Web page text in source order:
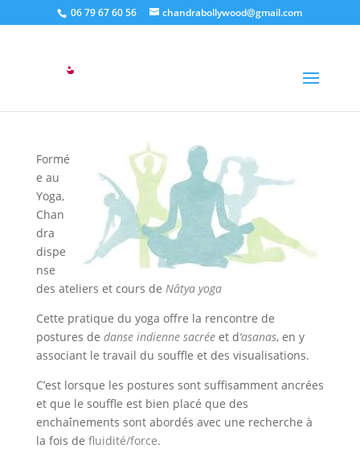
06 79 67 60 56 chandrabollywood@gmail.com
Le Yoga
0 commentaires
Formé
e au
Yoga,
Chan
dra
dispe
nse
des ateliers et cours de Nâtya yoga
Cette pratique du yoga offre la rencontre de
postures de danse indienne sacréeet d‘asanas, en y
associant le travail du souffle et des visualisations.
C’est lorsque les postures sont suffisamment ancrées
et que le souffle est bien placé que des
enchaînements sont abordés avec une recherche à
la fois de fluidité/force.